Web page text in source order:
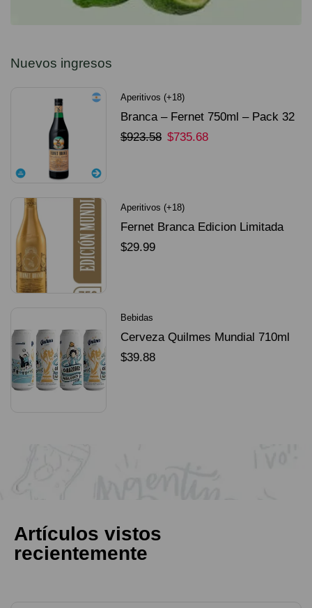
Nuevos ingresos
Aperitivos (+18)
Branca – Fernet 750ml – Pack 32
Unidades
$923.58 $735.68
Aperitivos (+18)
Fernet Branca Edicion Limitada
Dorado Mundial
$29.99
Bebidas
Cerveza Quilmes Mundial 710ml
packX4
$39.88
Artículos vistos
recientemente